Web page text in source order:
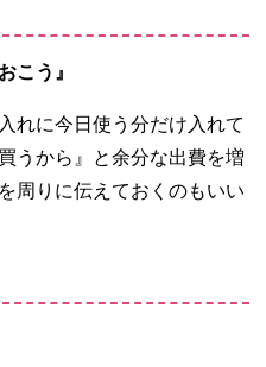
こう』
れに今日使う分だけ入れて
うから』と余分な出費を増
周りに伝えておくのもいい